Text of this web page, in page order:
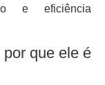
e eficiência
que ele é